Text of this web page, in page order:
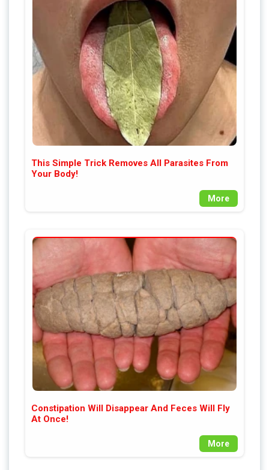
This Simple Trick Removes All Parasites From
Your Body!
More
Constipation Will Disappear And Feces Will Fly
At Once!
More